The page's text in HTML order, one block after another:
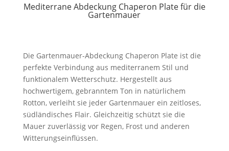
Mediterrane Abdeckung Chaperon Plate für die
Gartenmauer
Die Gartenmauer-Abdeckung Chaperon Plate ist die
perfekte Verbindung aus mediterranem Stil und
funktionalem Wetterschutz. Hergestellt aus
hochwertigem, gebranntem Ton in natürlichem
Rotton, verleiht sie jeder Gartenmauer ein zeitloses,
südländisches Flair. Gleichzeitig schützt sie die
Mauer zuverlässig vor Regen, Frost und anderen
Witterungseinflüssen.